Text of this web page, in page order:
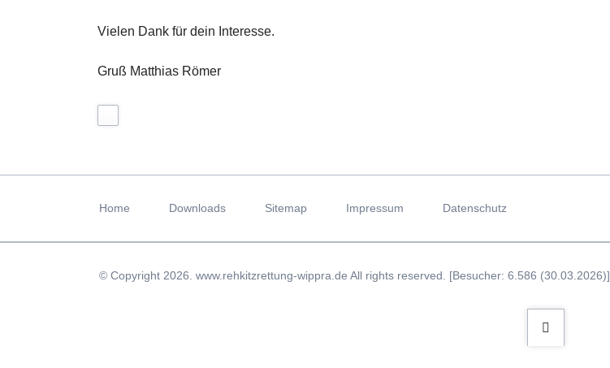
Vielen Dank für dein Interesse.
Gruß Matthias Römer
Home Downloads Sitemap Impressum Datenschutz
© Copyright 2026. www.rehkitzrettung-wippra.de All rights reserved. [Besucher: 6.586 (30.03.2026)]